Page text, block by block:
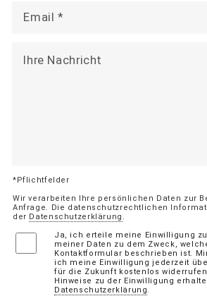
*Pflichtfelder
Wir verarbeiten Ihre persönlichen Daten zur
Anfrage. Die datenschutzrechtlichen
der Datenschutzerklärung .
Ja, ich erteile meine Einwilligung
meiner Daten zu dem Zweck,
Kontaktformular beschrieben ist.
ich meine Einwilligung jederzeit
für die Zukunft kostenlos
Hinweise zu der Einwilligung
Datenschutzerklärung.